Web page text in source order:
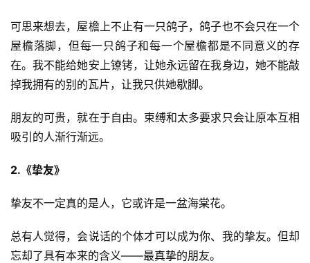
可思来想去，屋檐上不止有一只鸽子，鸽子也不会只在一个
屋檐落脚，但每一只鸽子和每一个屋檐都是不同意义的存
在。我不能给她安上镣铐，让她永远留在我身边，她不能敲
掉我拥有的别的瓦片，让我只供她歇脚。
朋友的可贵，就在于自由。束缚和太多要求只会让原本互相
吸引的人渐行渐远。
2.《挚友》
挚友不一定真的是人，它或许是一盆海棠花。
总有人觉得，会说话的个体才可以成为你、我的挚友。但却
忘却了具有本来的含义——最真挚的朋友。